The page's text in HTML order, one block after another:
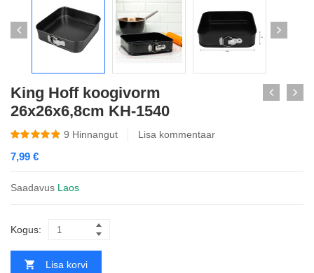
King Hoff koogivorm
26x26x6,8cm KH-1540
9 Hinnangut Lisa kommentaar
7,99 €
Saadavus Laos
Kogus:
Lisa korvi